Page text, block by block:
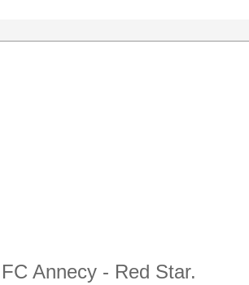
Annecy - Red Star.